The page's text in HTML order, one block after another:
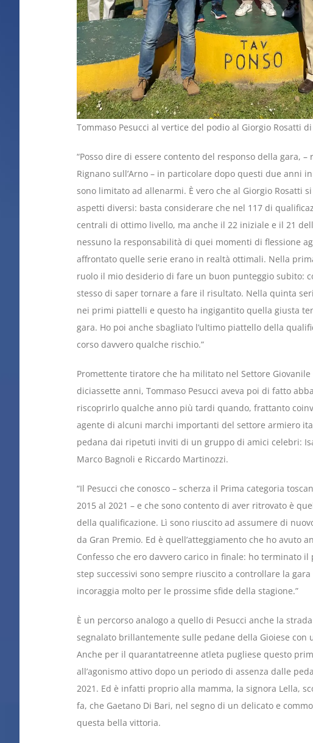
Tommaso Pesucci al vertice del podio al Giorgio Rosatti di
“Posso dire di essere contento del responso della gara,
Rignano sull’Arno – in particolare dopo questi due anni
sono limitato ad allenarmi. È vero che al Giorgio Rosatti
aspetti diversi: basta considerare che nel 117 di
centrali di ottimo livello, ma anche il 22 iniziale e il 21
nessuno la responsabilità di quei momenti di flessione
affrontato quelle serie erano in realtà ottimali. Nella
ruolo il mio desiderio di fare un buon punteggio subito:
stesso di saper tornare a fare il risultato. Nella quinta
nei primi piattelli e questo ha ingigantito quella giusta
gara. Ho poi anche sbagliato l’ultimo piattello della
corso davvero qualche rischio.”
Promettente tiratore che ha militato nel Settore
diciassette anni, Tommaso Pesucci aveva poi di fatto
riscoprirlo qualche anno più tardi quando, frattanto
agente di alcuni marchi importanti del settore armiero
pedana dai ripetuti inviti di un gruppo di amici celebri:
Marco Bagnoli e Riccardo Martinozzi.
“Il Pesucci che conosco – scherza il Prima categoria
2015 al 2021 – e che sono contento di aver ritrovato è
della qualificazione. Lì sono riuscito ad assumere di
da Gran Premio. Ed è quell’atteggiamento che ho avuto
Confesso che ero davvero carico in finale: ho terminato
step successivi sono sempre riuscito a controllare la
incoraggia molto per le prossime sfide della stagione.”
È un percorso analogo a quello di Pesucci anche la
segnalato brillantemente sulle pedane della Gioiese con
Anche per il quarantatreenne atleta pugliese questo
all’agonismo attivo dopo un periodo di assenza dalle
2021. Ed è infatti proprio alla mamma, la signora Lella,
fa, che Gaetano Di Bari, nel segno di un delicato e
questa bella vittoria.